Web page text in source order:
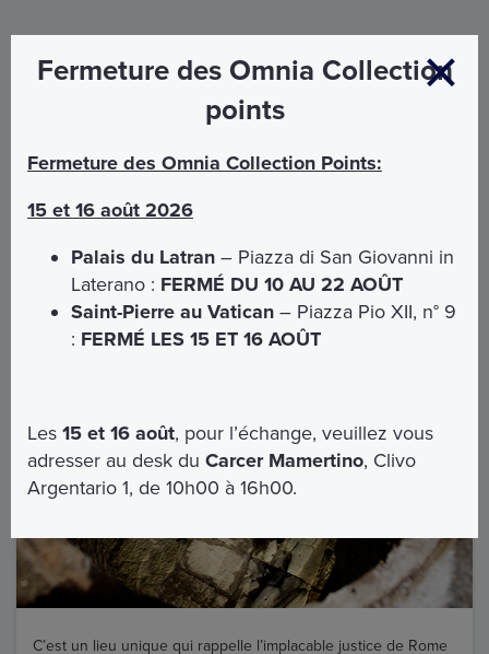
La valeur de l’expérience
C’est un lieu unique qui rappelle l’implacable justice de Rome
Fermeture des Omnia Collection
points
Fermeture des Omnia Collection Points:
15 et 16 août 2026
Palais du Latran – Piazza di San Giovanni in
Laterano : FERMÉ DU 10 AU 22 AOÛT
Saint-Pierre au Vatican – Piazza Pio XII, n° 9
: FERMÉ LES 15 ET 16 AOÛT
Les15 et 16 août, pour l’échange, veuillez vous
adresser au desk duCarcer Mamertino, Clivo
Argentario 1, de 10h00 à 16h00.